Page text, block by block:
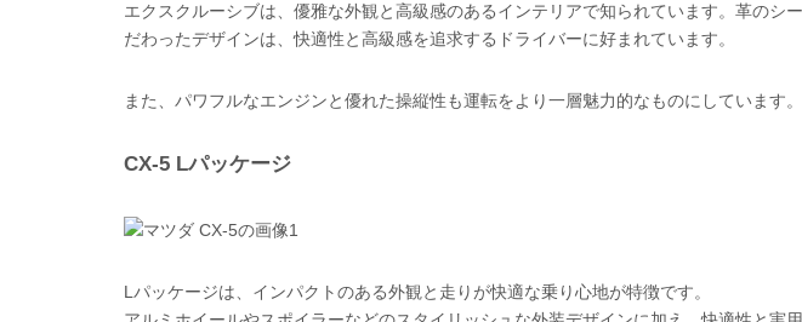
エクスクルーシブは、優雅な外観と高級感のあるインテリアで知られています。革のシ
だわったデザインは、快適性と高級感を追求するドライバーに好まれています。
また、パワフルなエンジンと優れた操縦性も運転をより一層魅力的なものにしています。
CX-5 Lパッケージ
Lパッケージは、インパクトのある外観と走りが快適な乗り心地が特徴です。